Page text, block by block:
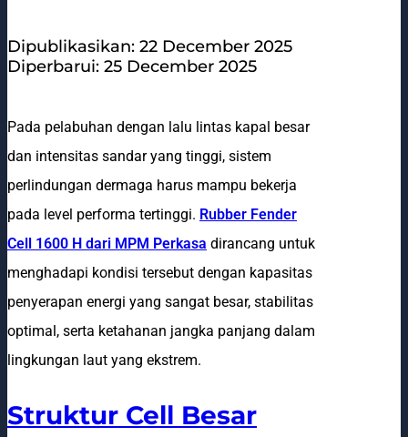
Dipublikasikan: 22 December 2025
Diperbarui: 25 December 2025
Pada pelabuhan dengan lalu lintas kapal besar
dan intensitas sandar yang tinggi, sistem
perlindungan dermaga harus mampu bekerja
pada level performa tertinggi. Rubber Fender
Cell 1600 H dari MPM Perkasa dirancang untuk
menghadapi kondisi tersebut dengan kapasitas
penyerapan energi yang sangat besar, stabilitas
optimal, serta ketahanan jangka panjang dalam
lingkungan laut yang ekstrem.
Struktur Cell Besar